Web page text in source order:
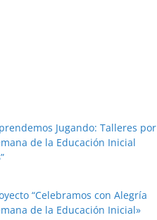
Jugando: Talleres por
de la Educación Inicial
“Celebramos con Alegría
de la Educación Inicial»